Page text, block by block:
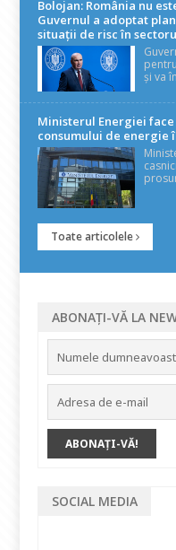
Bolojan: România nu
Guvernul a adoptat
situații de risc în
și va
Ministerul Energiei
consumului de energie
Toate articolele
ABONAȚI-VĂ LA
SOCIAL MEDIA